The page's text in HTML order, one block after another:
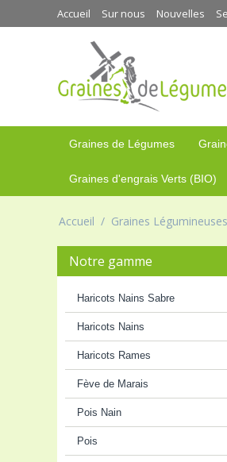
Accueil Sur nous Nouvelles
Graines de Légumes
Graines d'engrais Verts (BIO)
Accueil / Graines Légumineuses
Notre gamme
Haricots Nains Sabre
Haricots Nains
Haricots Rames
Fève de Marais
Pois Nain
Pois